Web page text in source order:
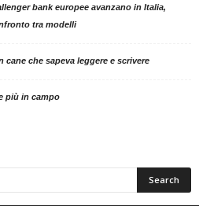
bank europee avanzano in Italia,
tra modelli
cane che sapeva leggere e scrivere
più in campo